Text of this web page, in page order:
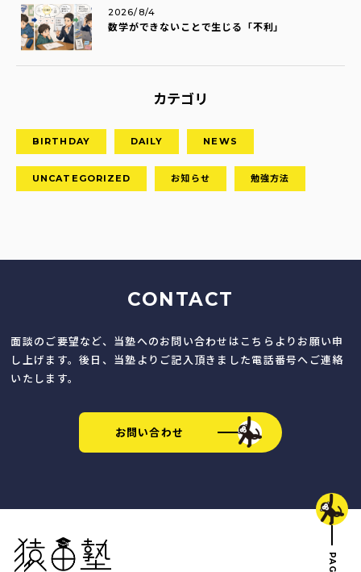
数学ができないことで生じる「不利」
2026/8/4
カテゴリ
BIRTHDAY DAILY NEWS
UNCATEGORIZED お知らせ 勉強方法
CONTACT
面談のご要望など、当塾へのお問い合わせはこちらよりお願い申
し上げます。後日、当塾よりご記入頂きました電話番号へご連絡
いたします。
お問い合わせ
猿田塾